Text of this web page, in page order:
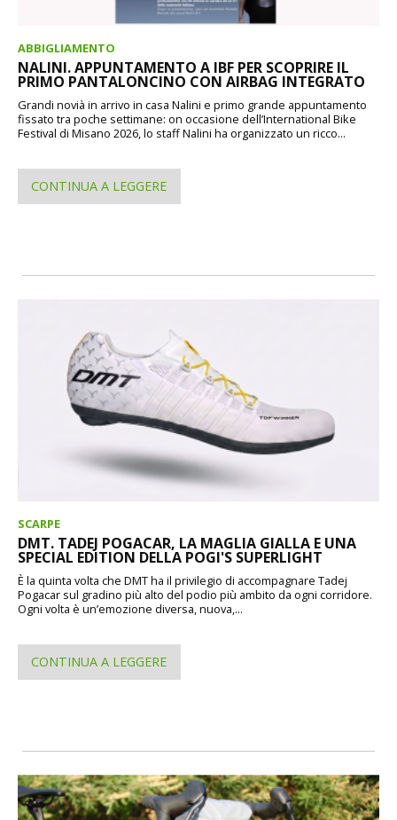
ABBIGLIAMENTO
NALINI. APPUNTAMENTO A IBF PER SCOPRIRE IL
PRIMO PANTALONCINO CON AIRBAG INTEGRATO
Grandi novià in arrivo in casa Nalini e primo grande appuntamento
fissato tra poche settimane: on occasione dell’International Bike
Festival di Misano 2026, lo staff Nalini ha organizzato un ricco...
CONTINUA A LEGGERE
SCARPE
DMT. TADEJ POGACAR, LA MAGLIA GIALLA E UNA
SPECIAL EDITION DELLA POGI'S SUPERLIGHT
È la quinta volta che DMT ha il privilegio di accompagnare Tadej
Pogacar sul gradino più alto del podio più ambito da ogni corridore.
Ogni volta è un’emozione diversa, nuova,...
CONTINUA A LEGGERE